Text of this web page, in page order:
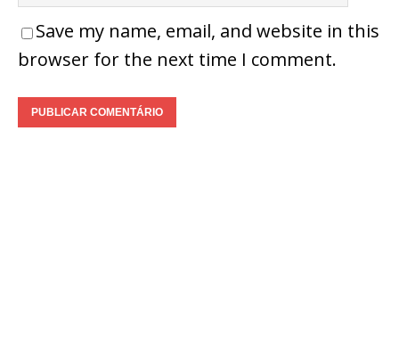
Save my name, email, and website in this
browser for the next time I comment.